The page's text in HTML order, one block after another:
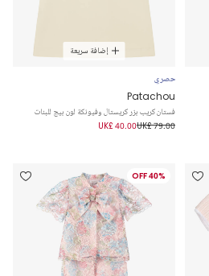
إضافة سريعة
حصري
Patachou
فستان كريب بزر كريستال وفيونكة لون بيج للبنات
UK£ 79.00
UK£ 40.00
40% OFF